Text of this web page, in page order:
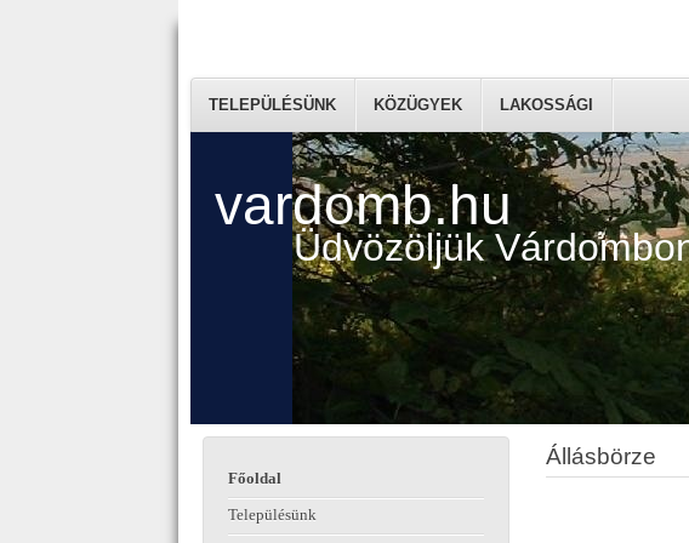
vardomb.hu
Üdvözöljük
TELEPÜLÉSÜNK KÖZÜGYEK LAKOSSÁGI
Főoldal
Településünk
Állásbörze